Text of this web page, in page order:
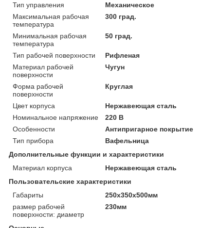
Тип управления
Механическое
Максимальная рабочая
температура
300 град.
Минимальная рабочая
температура
50 град.
Тип рабочей поверхности
Рифленая
Материал рабочей
поверхности
Чугун
Форма рабочей
поверхности
Круглая
Цвет корпуса
Нержавеющая сталь
Номинальное напряжение
220 В
Особенности
Антипригарное покрытие
Тип прибора
Вафельница
Дополнительные функции и характеристики
Материал корпуса
Нержавеющая сталь
Пользовательские характеристики
Габариты
250х350х500мм
размер рабочей
поверхности: диаметр
230мм